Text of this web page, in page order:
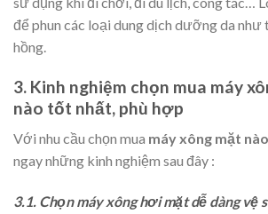
để phun các loại dung dịch dưỡng da như
hồng.
3. Kinh nghiệm chọn mua máy
nào tốt nhất, phù hợp
Với nhu cầu chọn mua máy xông mặt
ngay những kinh nghiệm sau đây :
3.1. Chọn máy xông hơi mặt dễ dàng vệ